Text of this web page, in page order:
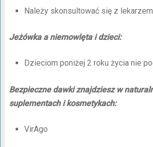
Należy skonsultować się z
Jeżówka a niemowlęta i dzieci:
Dzieciom poniżej 2 roku życia nie
Bezpieczne dawki znajdziesz w
suplementach i kosmetykach:
VirAgo